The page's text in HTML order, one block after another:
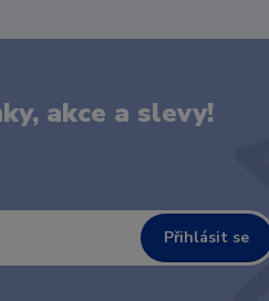
akce a slevy!
Přihlásit se